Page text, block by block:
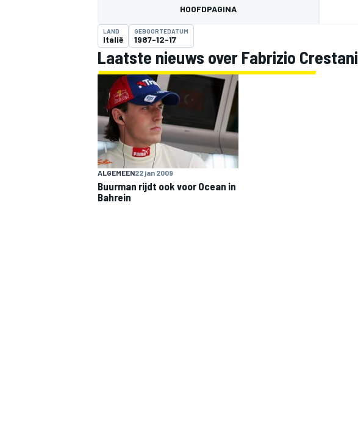
MOTOGP
HOOFDPAGINA
LAND
Italië
GEBOORTEDATUM
1987-12-17
Laatste nieuws over Fabrizio Crestani
ALGEMEEN22 jan 2009
Buurman rijdt ook voor Ocean in
Bahrein